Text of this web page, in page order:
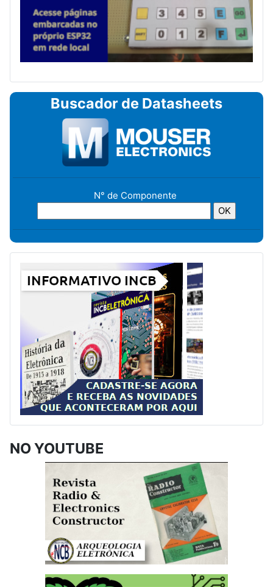
Buscador de Datasheets
N° de Componente
NO YOUTUBE